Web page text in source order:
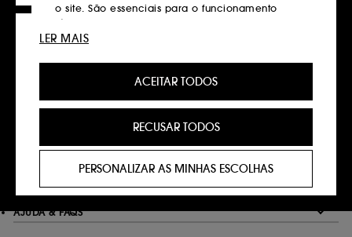
Saber mais
Click&Collect
Recolha em loja em 2 horas*
Pagamentos
Métodos de pagamento seguros
Saber mais
AJUDA & FAQS
o site. São essenciais para o funcionamento
técnico do site e não podem ser desativados.
personalizada, recomendando produtos, serviços
preferências, e fornecer-te ofertas promocionais à
medida do teu perfil.
utilizados para lhe apresentar conteúdos que
possam ser do seu interesse através de anúncios
plataformas de redes sociais, com base nas
ACEITAR TODOS
PERSONALIZAR AS MINHAS ESCOLHAS
RECUSAR TODOS
LER MAIS